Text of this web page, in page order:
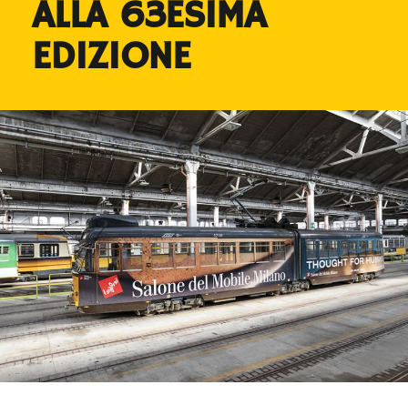
ALLA 63ESIMA
EDIZIONE